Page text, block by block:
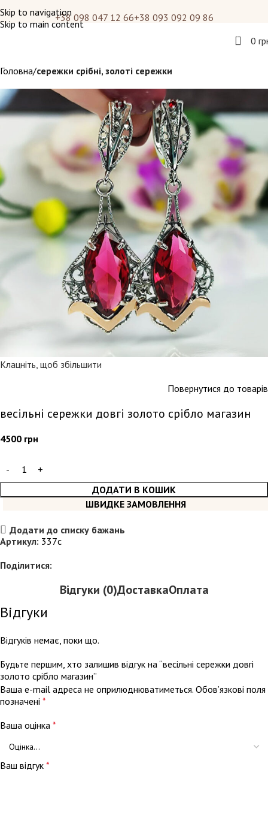
Skip to navigation
Skip to main content
+38 098 047 12 66+38 093 092 09 86
0 0
Головна сережки срібні, золоті сережки
Клацніть, щоб збільшити
Повернутися до товарів
весільні сережки довгі золото срібло магазин
4500 грн
ДОДАТИ В КОШИК
ШВИДКЕ ЗАМОВЛЕННЯ
Додати до списку бажань
Артикул: 337c
Поділитися:
Відгуки (0)ДоставкаОплата
Відгуки
Відгуків немає, поки що.
Будьте першим, хто залишив відгук на “весільні сережки довгі
золото срібло магазин”
Ваша e-mail адреса не оприлюднюватиметься. Обов’язкові поля
позначені *
Ваша оцінка *
Ваш відгук *